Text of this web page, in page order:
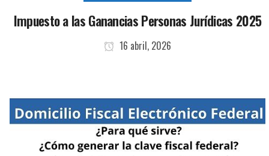
Impuesto a las Ganancias Personas Jurídicas 2025
16 abril, 2026